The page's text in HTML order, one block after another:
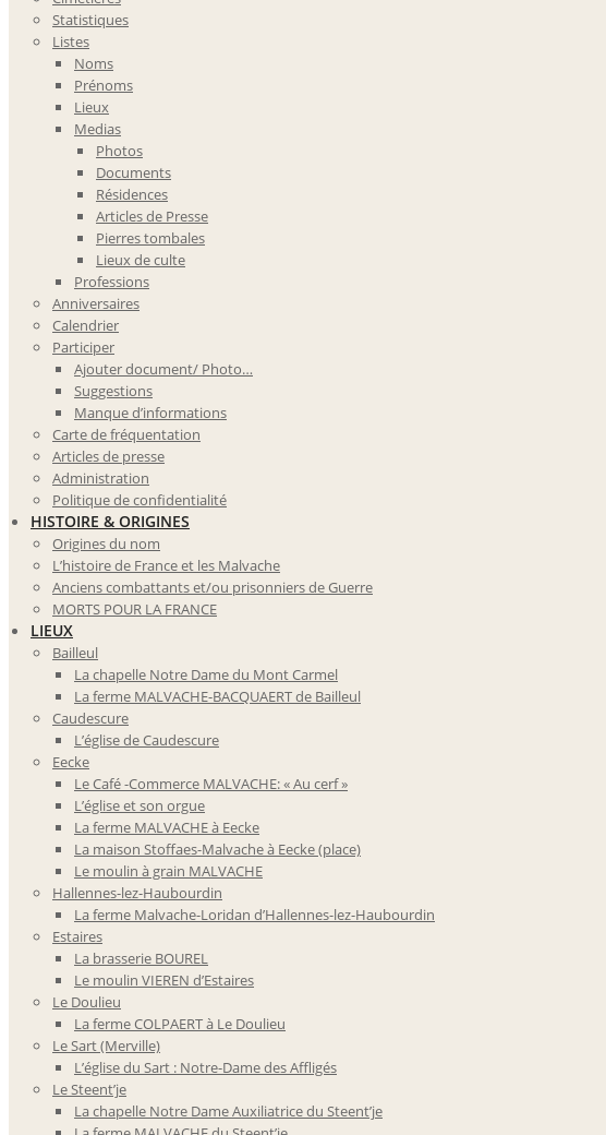
Statistiques
Listes
Noms
Prénoms
Lieux
Medias
Photos
Documents
Résidences
Articles de Presse
Pierres tombales
Lieux de culte
Professions
Anniversaires
Calendrier
Participer
Ajouter document/ Photo…
Suggestions
Manque d’informations
Carte de fréquentation
Articles de presse
Administration
Politique de confidentialité
HISTOIRE & ORIGINES
Origines du nom
L’histoire de France et les Malvache
Anciens combattants et/ou prisonniers de Guerre
MORTS POUR LA FRANCE
LIEUX
Bailleul
La chapelle Notre Dame du Mont Carmel
La ferme MALVACHE-BACQUAERT de Bailleul
Caudescure
L’église de Caudescure
Eecke
Le Café -Commerce MALVACHE: « Au cerf »
L’église et son orgue
La ferme MALVACHE à Eecke
La maison Stoffaes-Malvache à Eecke (place)
Le moulin à grain MALVACHE
Hallennes-lez-Haubourdin
La ferme Malvache-Loridan d’Hallennes-lez-Haubourdin
Estaires
La brasserie BOUREL
Le moulin VIEREN d’Estaires
Le Doulieu
La ferme COLPAERT à Le Doulieu
Le Sart (Merville)
L’église du Sart : Notre-Dame des Affligés
Le Steent’je
La chapelle Notre Dame Auxiliatrice du Steent’je